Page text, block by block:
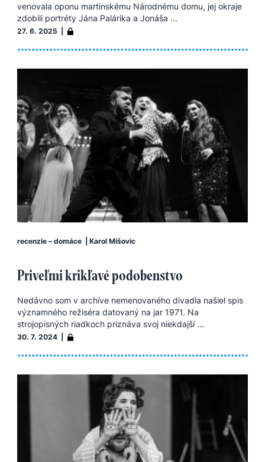
venovala oponu martinskému Národnému domu, jej okraje
zdobili portréty Jána Palárika a Jonáša ...
27. 6. 2025 |
recenzie – domáce Karol Mišovic
Priveľmi krikľavé podobenstvo
Nedávno som v archíve nemenovaného divadla našiel spis
významného režiséra datovaný na jar 1971. Na
strojopisných riadkoch priznáva svoj niekdajší ...
30. 7. 2024 |